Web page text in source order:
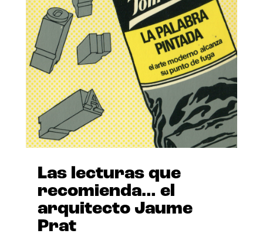
Las lecturas que
recomienda… el
arquitecto Jaume
Prat